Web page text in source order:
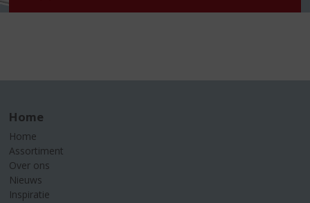
Home
Home
Assortiment
Over ons
Nieuws
Inspiratie